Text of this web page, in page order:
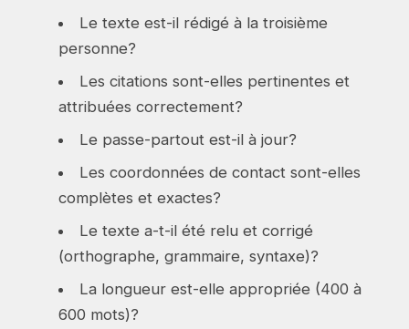
Le texte est-il rédigé à la troisième
personne?
Les citations sont-elles pertinentes et
attribuées correctement?
Le passe-partout est-il à jour?
Les coordonnées de contact sont-elles
complètes et exactes?
Le texte a-t-il été relu et corrigé
(orthographe, grammaire, syntaxe)?
La longueur est-elle appropriée (400 à
600 mots)?